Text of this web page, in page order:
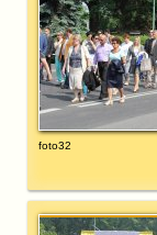
foto32